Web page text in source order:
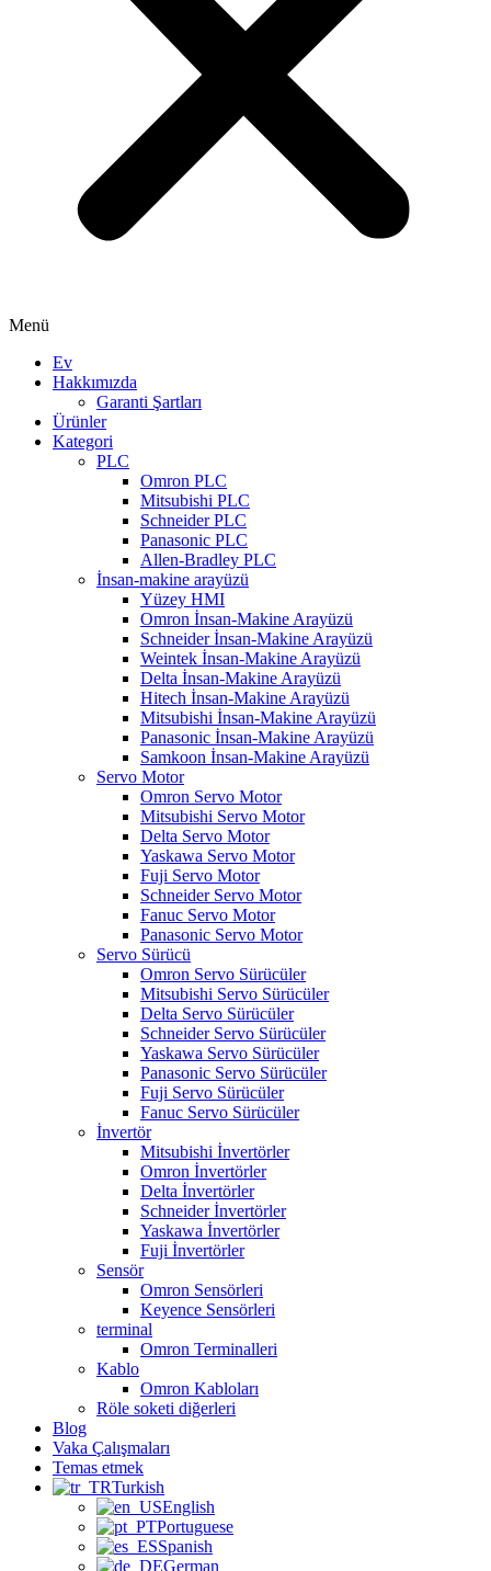
Menü
Ev
Hakkımızda
Garanti Şartları
Ürünler
Kategori
PLC
Omron PLC
Mitsubishi PLC
Schneider PLC
Panasonic PLC
Allen-Bradley PLC
İnsan-makine arayüzü
Yüzey HMI
Omron İnsan-Makine Arayüzü
Schneider İnsan-Makine Arayüzü
Weintek İnsan-Makine Arayüzü
Delta İnsan-Makine Arayüzü
Hitech İnsan-Makine Arayüzü
Mitsubishi İnsan-Makine Arayüzü
Panasonic İnsan-Makine Arayüzü
Samkoon İnsan-Makine Arayüzü
Servo Motor
Omron Servo Motor
Mitsubishi Servo Motor
Delta Servo Motor
Yaskawa Servo Motor
Fuji Servo Motor
Schneider Servo Motor
Fanuc Servo Motor
Panasonic Servo Motor
Servo Sürücü
Omron Servo Sürücüler
Mitsubishi Servo Sürücüler
Delta Servo Sürücüler
Schneider Servo Sürücüler
Yaskawa Servo Sürücüler
Panasonic Servo Sürücüler
Fuji Servo Sürücüler
Fanuc Servo Sürücüler
İnvertör
Mitsubishi İnvertörler
Omron İnvertörler
Delta İnvertörler
Schneider İnvertörler
Yaskawa İnvertörler
Fuji İnvertörler
Sensör
Omron Sensörleri
Keyence Sensörleri
terminal
Omron Terminalleri
Kablo
Omron Kabloları
Röle soketi diğerleri
Blog
Vaka Çalışmaları
Temas etmek
Turkish
English
Portuguese
Spanish
German